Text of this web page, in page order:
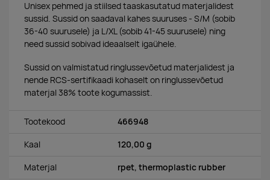
Unisex pehmed ja stiilsed taaskasutatud materjalidest
sussid. Sussid on saadaval kahes suuruses - S/M (sobib
36-40 suurusele) ja L/XL (sobib 41-45 suurusele) ning
need sussid sobivad ideaalselt igaühele.
Sussid on valmistatud ringlussevõetud materjalidest ja
nende RCS-sertifikaadi kohaselt on ringlussevõetud
materjal 38% toote kogumassist.
Tootekood 466948
Kaal 120,00 g
Materjal rpet, thermoplastic rubber